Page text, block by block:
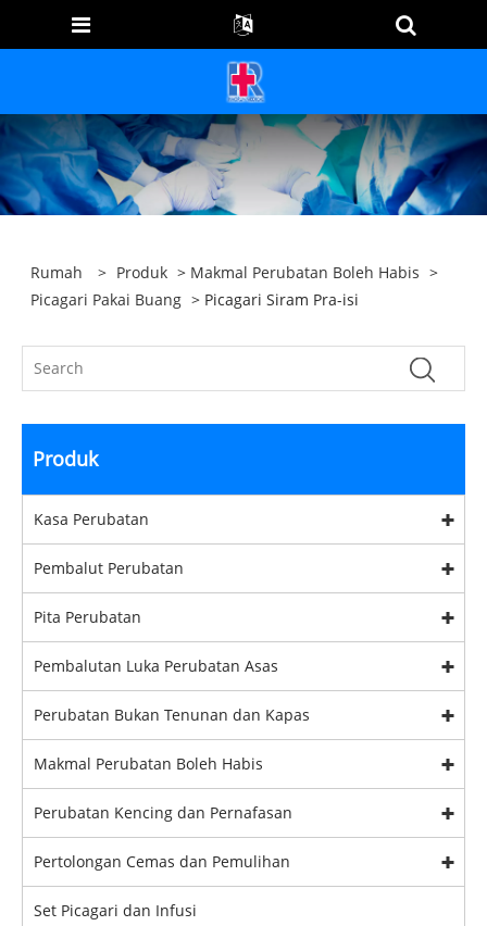
Rumah > Produk > Makmal Perubatan Boleh Habis >
Picagari Pakai Buang > Picagari Siram Pra-isi
Produk
Kasa Perubatan
Pembalut Perubatan
Pita Perubatan
Pembalutan Luka Perubatan Asas
Perubatan Bukan Tenunan dan Kapas
Makmal Perubatan Boleh Habis
Perubatan Kencing dan Pernafasan
Pertolongan Cemas dan Pemulihan
Set Picagari dan Infusi